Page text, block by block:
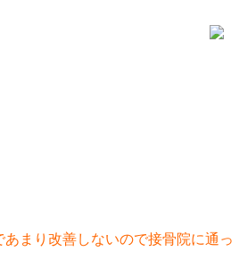
あまり改善しないので接骨院に通っ